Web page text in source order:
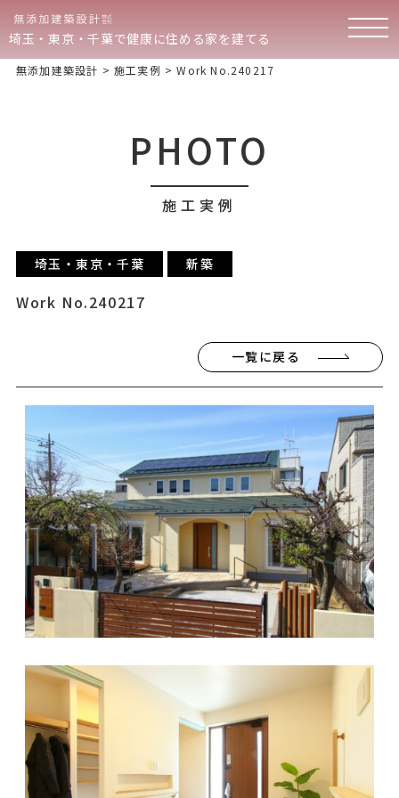
埼玉・東京・千葉で健康に住める家を建てる
無添加建築設計 > 施工実例 >Work No.240217
PHOTO
施工実例
埼玉・東京・千葉 新築
Work No.240217
一覧に戻る